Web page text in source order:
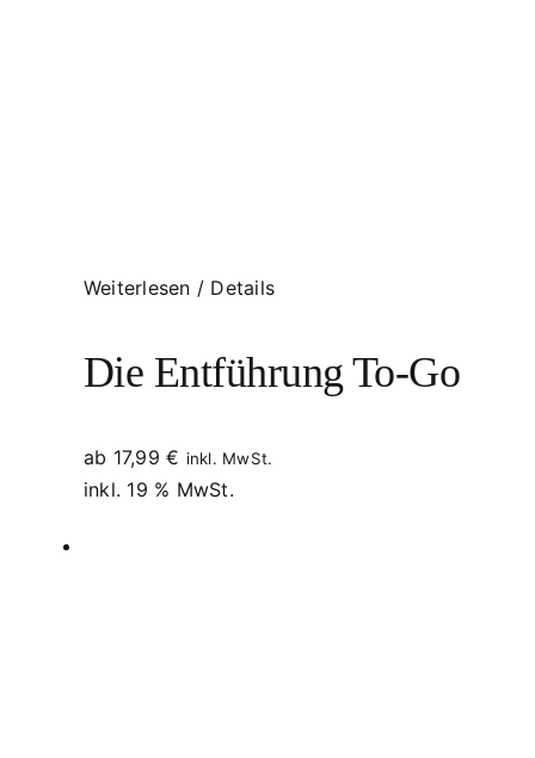
Weiterlesen / Details
Die Entführung To-Go
ab 17,99€ inkl. MwSt.
inkl. 19 % MwSt.